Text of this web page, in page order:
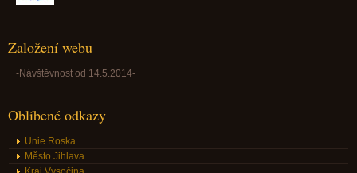
Založení webu
-Návštěvnost od 14.5.2014-
Oblíbené odkazy
Unie Roska
Město Jihlava